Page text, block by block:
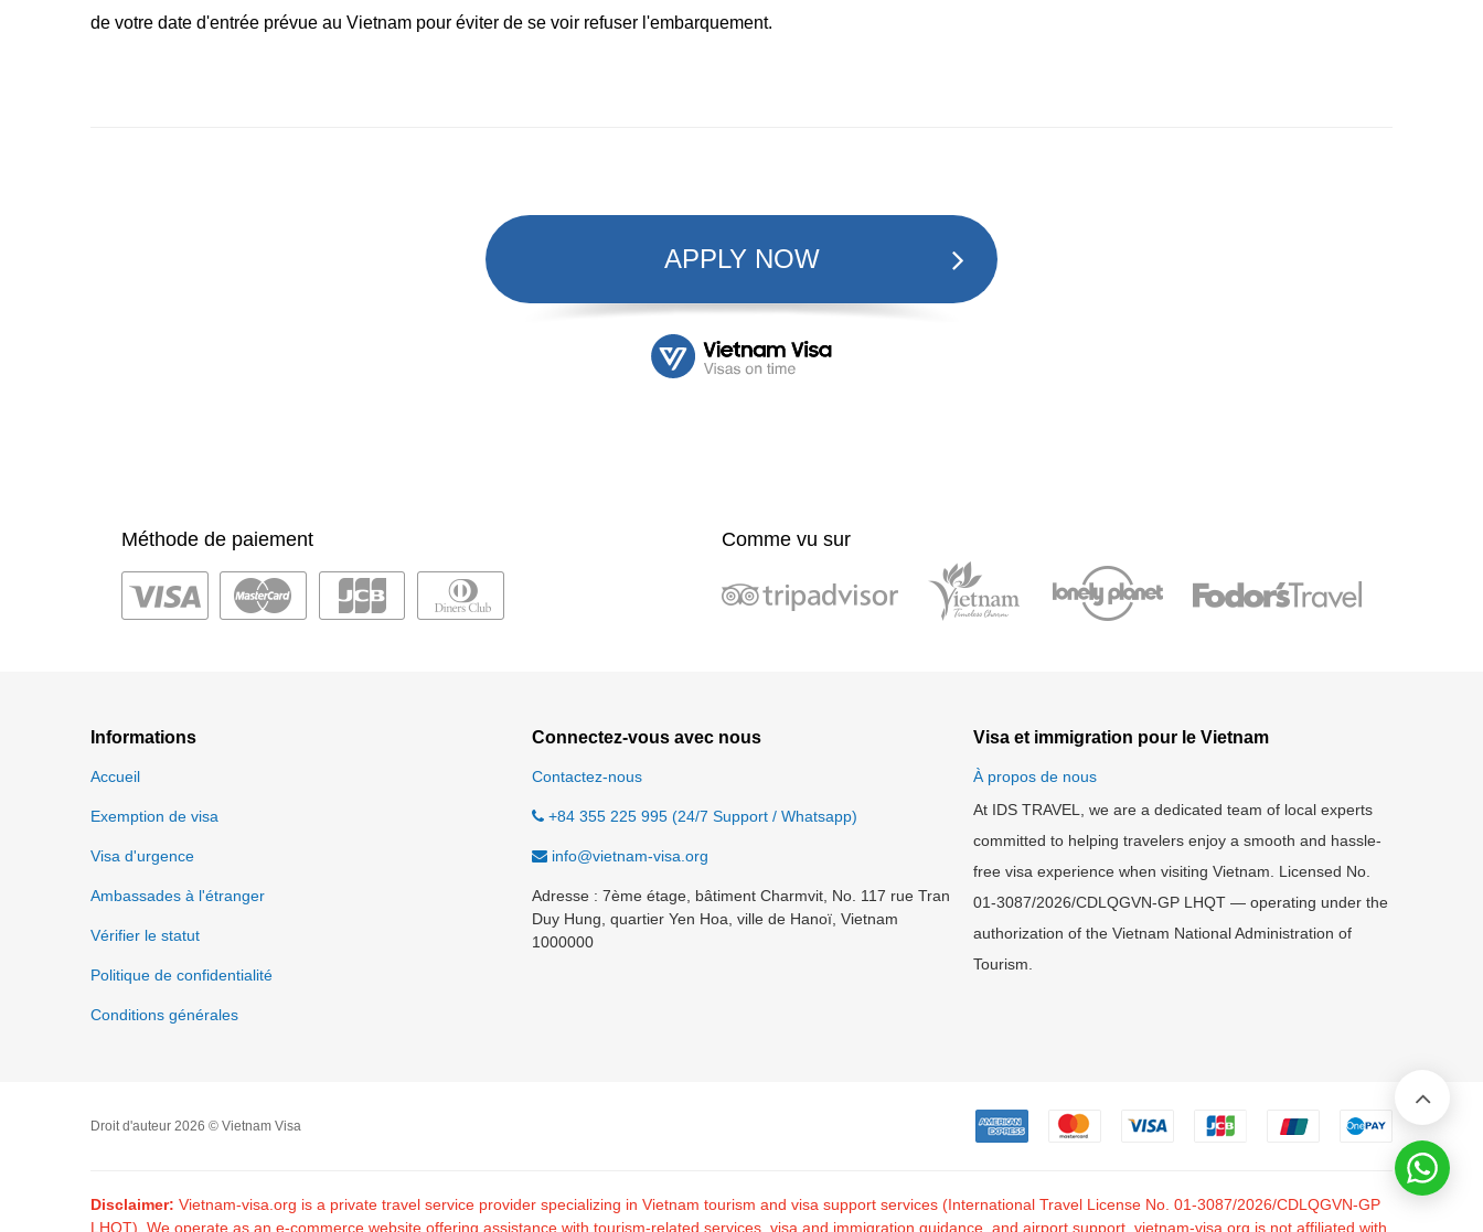
de votre date d'entrée prévue au Vietnam pour éviter de se voir refuser l'embarquement.
APPLY NOW
Méthode de paiement Comme vu sur
Informations
Accueil
Exemption de visa
Visa d'urgence
Ambassades à l'étranger
Vérifier le statut
Politique de confidentialité
Conditions générales
Connectez-vous avec nous
Contactez-nous
+84 355 225 995 (24/7 Support / Whatsapp)
info@vietnam-visa.org
Adresse : 7ème étage, bâtiment Charmvit, No. 117 rue Tran
Duy Hung, quartier Yen Hoa, ville de Hanoï, Vietnam
1000000
Visa et immigration pour le Vietnam
À propos de nous
At IDS TRAVEL, we are a dedicated team of local experts
committed to helping travelers enjoy a smooth and hassle-
free visa experience when visiting Vietnam. Licensed No.
01-3087/2026/CDLQGVN-GP LHQT — operating under the
authorization of the Vietnam National Administration of
Tourism.
Droit d'auteur 2026 © Vietnam Visa
Disclaimer: Vietnam-visa.org is a private travel service provider specializing in Vietnam tourism and visa support services (International Travel License No. 01-3087/2026/CDLQGVN-GP
LHQT). We operate as an e-commerce website offering assistance with tourism-related services, visa and immigration guidance, and airport support. vietnam-visa.org is not affiliated with